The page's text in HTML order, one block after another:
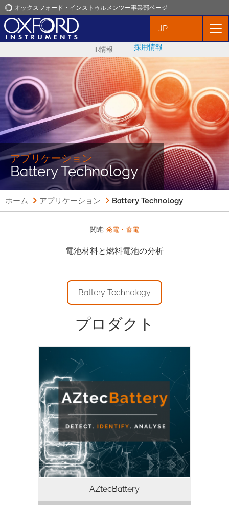
オックスフォード・インストゥルメンツー事業部ページ
オックスフォード・インストゥルメンツ
アプリケーション
プロダクト
ニュース
イベント
お問い合わせ
JP
IR情報 採用情報
アプリケーション
Battery Technology
ホーム アプリケーション Battery Technology
関連: 発電・蓄電
電池材料と燃料電池の分析
Battery Technology
プロダクト
AZtecBatteryは、電池材料や電池の製造
に使用される粉体の分析を自動化した強力
なソリューションです。AZtecBattery
は、採掘施設からバッテリー製造工場ま
で、粉体中の汚染物質の検出と識別に最適
です。
AZtecBattery